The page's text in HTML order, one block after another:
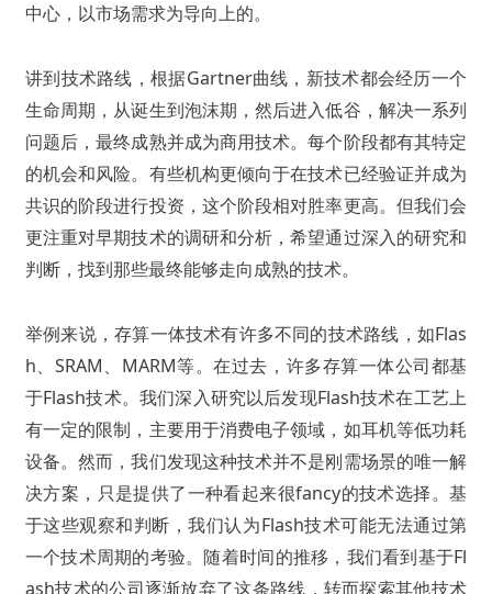
中心，以市场需求为导向上的。
讲到技术路线，根据Gartner曲线，新技术都会经历一个
生命周期，从诞生到泡沫期，然后进入低谷，解决一系列
问题后，最终成熟并成为商用技术。每个阶段都有其特定
的机会和风险。有些机构更倾向于在技术已经验证并成为
共识的阶段进行投资，这个阶段相对胜率更高。但我们会
更注重对早期技术的调研和分析，希望通过深入的研究和
判断，找到那些最终能够走向成熟的技术。
举例来说，存算一体技术有许多不同的技术路线，如Flas
h、SRAM、MARM等。在过去，许多存算一体公司都基
于Flash技术。我们深入研究以后发现Flash技术在工艺上
有一定的限制，主要用于消费电子领域，如耳机等低功耗
设备。然而，我们发现这种技术并不是刚需场景的唯一解
决方案，只是提供了一种看起来很fancy的技术选择。基
于这些观察和判断，我们认为Flash技术可能无法通过第
一个技术周期的考验。随着时间的推移，我们看到基于Fl
ash技术的公司逐渐放弃了这条路线，转而探索其他技术